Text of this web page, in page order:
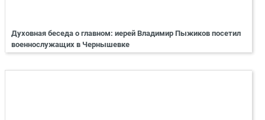
Духовная беседа о главном: иерей Владимир Пыжиков посетил
военнослужащих в Чернышевке